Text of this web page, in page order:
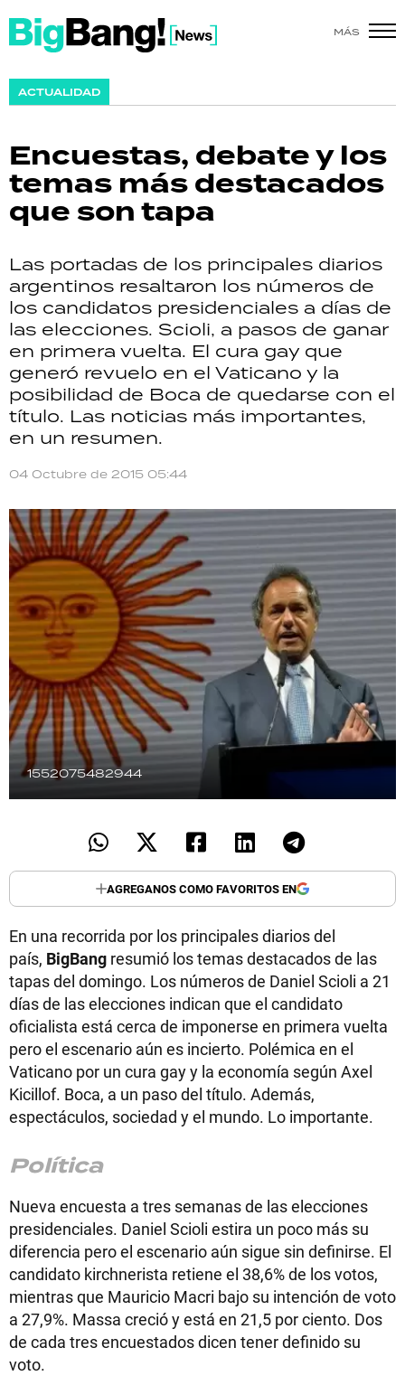
MÁS
ACTUALIDAD
Encuestas, debate y los
temas más destacados
que son tapa
Las portadas de los principales diarios
argentinos resaltaron los números de
los candidatos presidenciales a días de
las elecciones. Scioli, a pasos de ganar
en primera vuelta. El cura gay que
generó revuelo en el Vaticano y la
posibilidad de Boca de quedarse con el
título. Las noticias más importantes,
en un resumen.
04 Octubre de 2015 05:44
1552075482944
AGREGANOS COMO FAVORITOS EN
En una recorrida por los principales diarios del
país, BigBang resumió los temas destacados de las
tapas del domingo. Los números de Daniel Scioli a 21
días de las elecciones indican que el candidato
oficialista está cerca de imponerse en primera vuelta
pero el escenario aún es incierto. Polémica en el
Vaticano por un cura gay y la economía según Axel
Kicillof. Boca, a un paso del título. Además,
espectáculos, sociedad y el mundo. Lo importante.
Política
Nueva encuesta a tres semanas de las elecciones
presidenciales. Daniel Scioli estira un poco más su
diferencia pero el escenario aún sigue sin definirse. El
candidato kirchnerista retiene el 38,6% de los votos,
mientras que Mauricio Macri bajo su intención de voto
a 27,9%. Massa creció y está en 21,5 por ciento. Dos
de cada tres encuestados dicen tener definido su
voto.
SHOW
ACTUALIDAD
POLICIALES
ECONOMÍA
GRAN HERMANO
SALUD
DEPORTES
TECNOLOGÍA
RECETAS
PALABRAS
HORÓSCOPO
Seguinos